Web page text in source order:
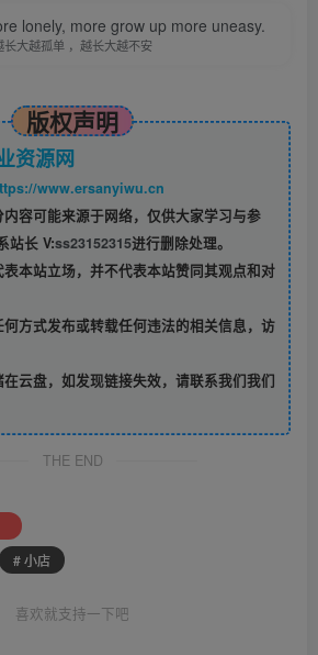
lonely, more grow up more uneasy.
长大越孤单 ，越长大越不安
版权声明
资源网
www.ersanyiwu.cn
容可能来源于网络，仅供大家学习与参
站长 V:ss23152315进行删除处理。
本站立场，并不代表本站赞同其观点和对
方式发布或转载任何违法的相关信息，访
云盘，如发现链接失效，请联系我们我们
THE END
# 小店
喜欢就支持一下吧